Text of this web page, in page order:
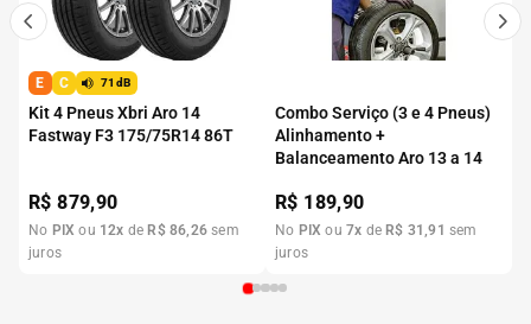
E C 71dB
Kit 4 Pneus Xbri Aro 14
Fastway F3 175/75R14 86T
R$879,90
No PIX ou 12x de R$ 86,26 sem
juros
Combo Serviço (3 e 4 Pneus)
Alinhamento +
Balanceamento Aro 13 a 14
R$ 189,90
No PIX ou7x de R$ 31 ,91 sem
juros